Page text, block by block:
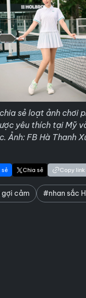
sẻ loạt ảnh chơi
yêu thích tại Mỹ
Ảnh: FB Hà Thanh
sẻ Chia sẻ Copy link
gợi cảm #nhan sắc